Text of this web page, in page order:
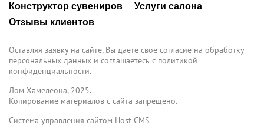
Конструктор сувениров
Услуги салона
Отзывы клиентов
Оставляя заявку на сайте, Вы даете свое согласие на обработку
персональных данных и соглашаетесь c политикой
конфиденциальности.
Дом Хамелеона, 2025.
Копирование материалов с сайта запрещено.
Система управления сайтом Host CMS